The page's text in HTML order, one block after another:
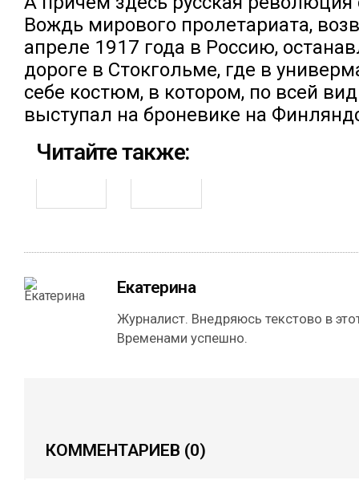
Вождь мирового пролетариата,
апреле 1917 года в Россию,
дороге в Стокгольме, где в
себе костюм, в котором, по всей
выступал на броневике на
Читайте также:
Екатерина
Журналист. Внедряюсь текстово в
Временами успешно.
КОММЕНТАРИЕВ (0)